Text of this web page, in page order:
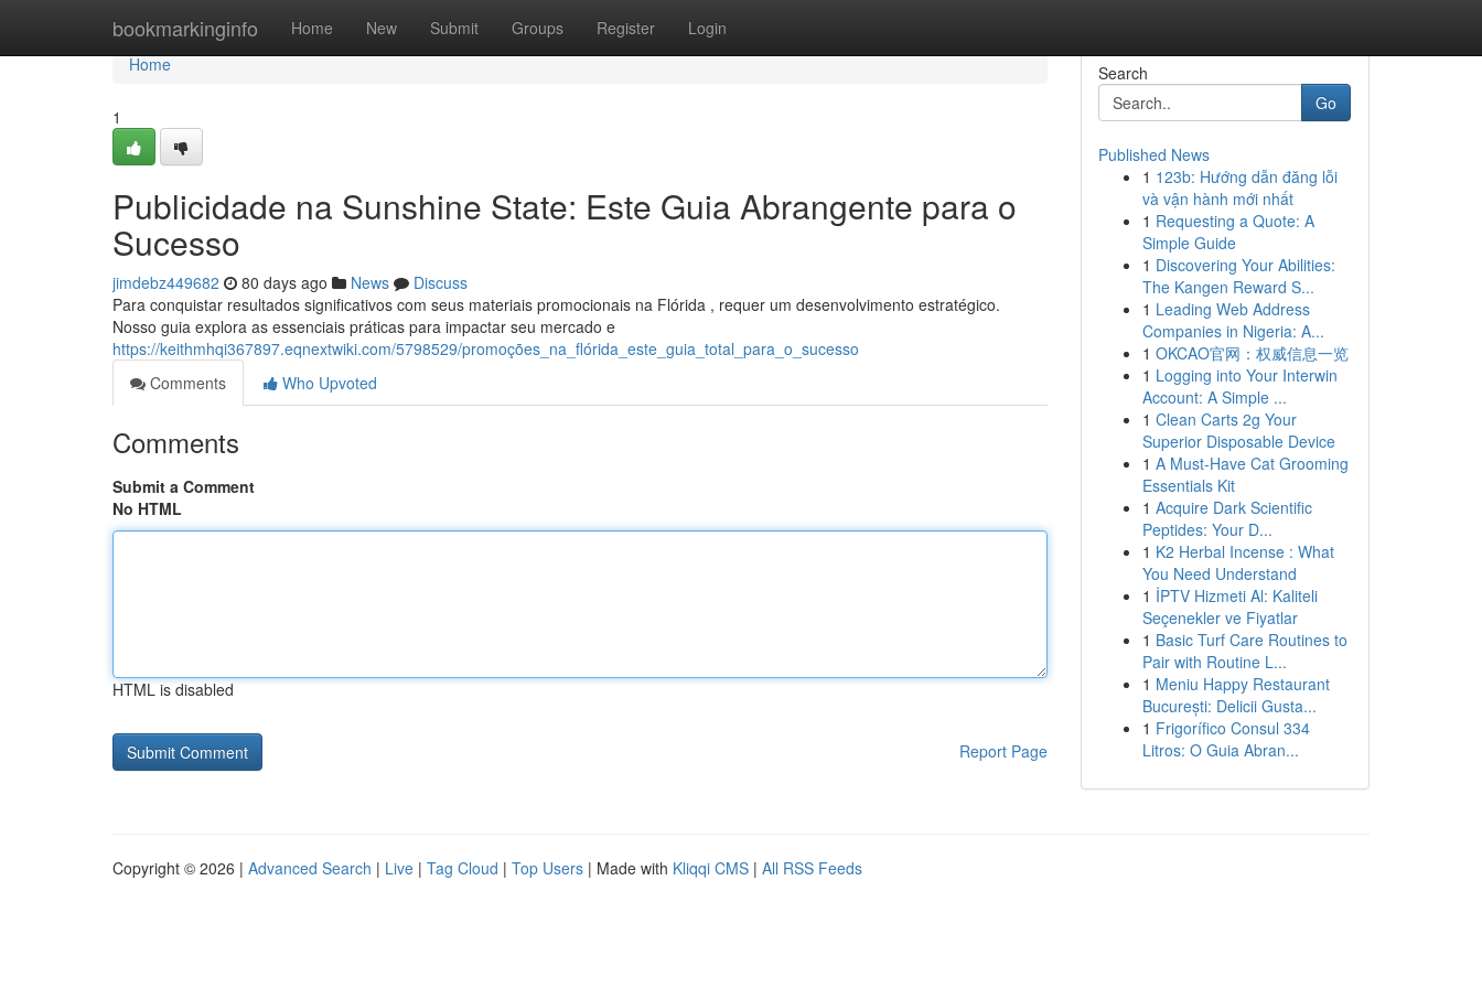
bookmarkinginfo Home New Submit Groups Register Login
Home
Home
1
Publicidade na Sunshine State: Este Guia Abrangente para o
Sucesso
jimdebz449682 80 days ago News
Discuss
Para conquistar resultados significativos com seus materiais promocionais na Flórida , requer um desenvolvimento estratégico.
Nosso guia explora as essenciais práticas para impactar seu mercado e
https://keithmhqi367897.eqnextwiki.com/5798529/promoções_na_flórida_este_guia_total_para_o_sucesso
Comments
Who Upvoted
Comments
Submit a Comment
No HTML
HTML is disabled
Report Page
Search
Go
Published News
1 123b: Hướng dẫn đăng lỗi
và vận hành mới nhất
1 Requesting a Quote: A
Simple Guide
1 Discovering Your Abilities:
The Kangen Reward S...
1 Leading Web Address
Companies in Nigeria: A...
1 OKCAO官网：权威信息一览
1 Logging into Your Interwin
Account: A Simple ...
1 Clean Carts 2g Your
Superior Disposable Device
1 A Must-Have Cat Grooming
Essentials Kit
1 Acquire Dark Scientific
Peptides: Your D...
1 K2 Herbal Incense : What
You Need Understand
1 İPTV Hizmeti Al: Kaliteli
Seçenekler ve Fiyatlar
1 Basic Turf Care Routines to
Pair with Routine L...
1 Meniu Happy Restaurant
București: Delicii Gusta...
1 Frigorífico Consul 334
Litros: O Guia Abran...
Copyright © 2026 | Advanced Search | Live | Tag Cloud | Top Users | Made with Kliqqi CMS | All RSS Feeds